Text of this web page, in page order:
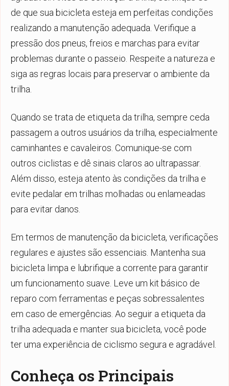
de que sua bicicleta esteja em perfeitas condições
realizando a manutenção adequada. Verifique a
pressão dos pneus, freios e marchas para evitar
problemas durante o passeio. Respeite a natureza e
siga as regras locais para preservar o ambiente da
trilha.
Quando se trata de etiqueta da trilha, sempre ceda
passagem a outros usuários da trilha, especialmente
caminhantes e cavaleiros. Comunique-se com
outros ciclistas e dê sinais claros ao ultrapassar.
Além disso, esteja atento às condições da trilha e
evite pedalar em trilhas molhadas ou enlameadas
para evitar danos.
Em termos de manutenção da bicicleta, verificações
regulares e ajustes são essenciais. Mantenha sua
bicicleta limpa e lubrifique a corrente para garantir
um funcionamento suave. Leve um kit básico de
reparo com ferramentas e peças sobressalentes
em caso de emergências. Ao seguir a etiqueta da
trilha adequada e manter sua bicicleta, você pode
ter uma experiência de ciclismo segura e agradável.
Conheça os Principais